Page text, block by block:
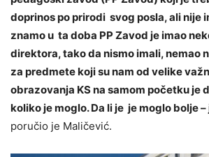
doprinos po prirodi svog posla, ali nije
znamo u ta doba PP Zavod je imao
direktora, tako da nismo imali, nemao
za predmete koji su nam od velike
obrazovanja KS na samom početku je
koliko je moglo. Da li je je moglo bolje
poručio je Maličević.